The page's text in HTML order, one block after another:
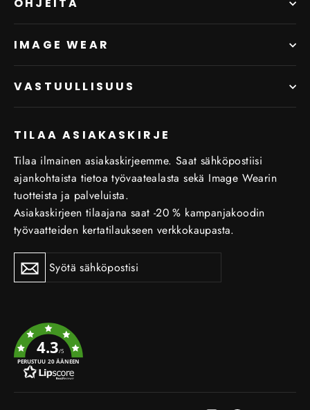
OHJEITA
IMAGE WEAR
VASTUULLISUUS
TILAA ASIAKASKIRJE
Tilaa ilmainen asiakaskirjeemme. Saat sähköpostiisi
ajankohtaista tietoa työvaatealasta sekä Image Wearin
tuotteista ja palveluista.
Asiakaskirjeen tilaajana saat -20 % kampanjakoodin
työvaatteiden kertatilaukseen verkkokaupasta.
Tilaa
uutiskirje
Tilaa
uutiskirje
4.3/5
PERUSTUU 20 ÄÄNEEN